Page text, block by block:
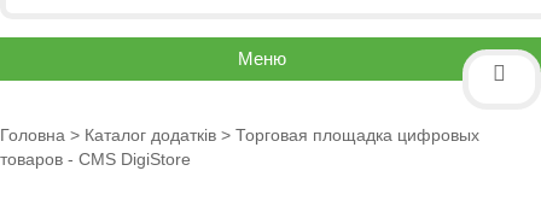
Меню
Головна > Каталог додатків > Торговая площадка цифровых
товаров - CMS DigiStore